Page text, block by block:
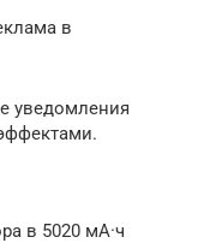
в
уведомления
в 5020 мА·ч